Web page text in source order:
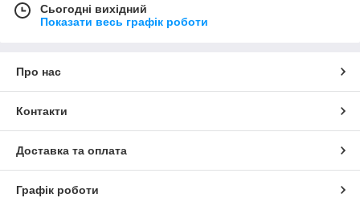
Сьогодні вихідний
Показати весь графік роботи
Про нас
Контакти
Доставка та оплата
Графік роботи